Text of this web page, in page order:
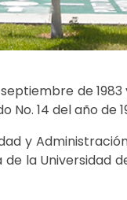
de
No. 14 del año de
y
la Universidad